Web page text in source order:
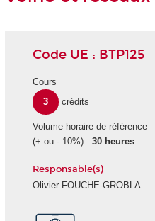
Code UE : BTP125
Cours
3
crédits
Volume horaire de référence
(+ ou - 10%) : 30 heures
Responsable(s)
Olivier FOUCHE-GROBLA